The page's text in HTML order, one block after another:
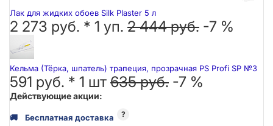
Лак для жидких обоев Silk Plaster 5 л
2 273 руб. * 1 уп. 2 444 руб. -7 %
Кельма (Тёрка, шпатель) трапеция, прозрачная PS Profi SP №3
591 руб. * 1 шт 635 руб. -7 %
Действующие акции:
🚚 Бесплатная доставка ?